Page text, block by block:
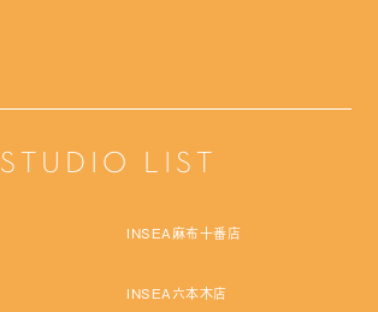
STUDIO LIST
INSEA麻布十番店
INSEA六本木店